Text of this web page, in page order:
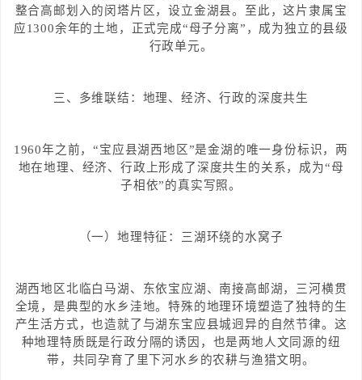
整合高邮划入的闵塔片区，设立金湖县。至此，这片隶属宝
应1300余年的土地，正式完成“母子分离”，成为独立的县级
行政单元。
三、多维联结：地理、经济、行政的深度共生
1960年之前，“宝应县湖西地区”是金湖的唯一身份标识，两
地在地理、经济、行政上形成了深度共生的关系，成为“母
子相依”的真实写照。
（一）地理特征：三湖环绕的水窝子
湖西地区北临白马湖、东依宝应湖、南接高邮湖，三河横贯
全境，是典型的水乡洼地。特殊的地理环境塑造了独特的生
产生活方式，也造就了与湖东宝应县城迥异的自然节律。这
种地理特质既是行政分隔的诱因，也是两地人文同源的纽
带，共同孕育了里下河水乡的农耕与渔猎文明。